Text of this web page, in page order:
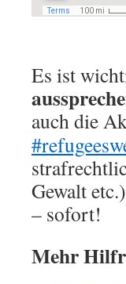
Es ist
auch die
Gewalt
– sofort!
Mehr